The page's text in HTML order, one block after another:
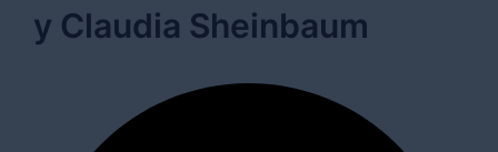
y Claudia Sheinbaum